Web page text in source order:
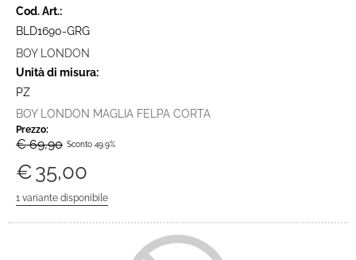
Cod. Art.:
BLD1690-GRG
BOY LONDON
Unità di misura:
PZ
BOY LONDON MAGLIA FELPA CORTA
Prezzo:
€ 69,90 Sconto 49.9%
€35,00